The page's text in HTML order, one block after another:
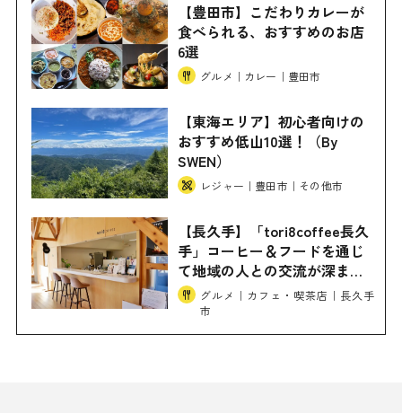
【豊田市】こだわりカレーが
食べられる、おすすめのお店
6選
グルメ｜カレー｜豊田市
【東海エリア】初心者向けの
おすすめ低山10選！（By
SWEN）
レジャー｜豊田市｜その他市
【長久手】「tori8coffee長久
手」コーヒー＆フードを通じ
て地域の人との交流が深まる
コーヒースタンド
グルメ｜カフェ・喫茶店｜長久手
市